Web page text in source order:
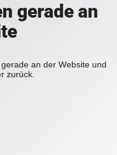
gerade an
an der Website und
zurück.